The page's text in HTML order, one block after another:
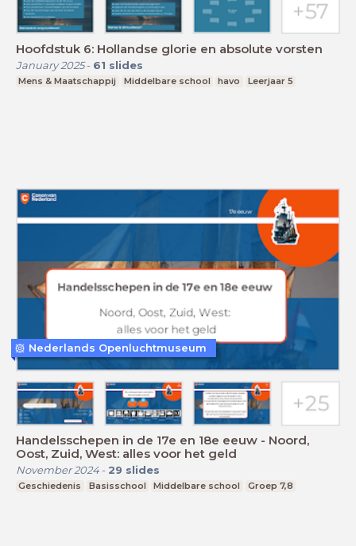
Hoofdstuk 6: Hollandse glorie en absolute vorsten
January 2025- 61 slides
Mens & Maatschappij Middelbare school havo Leerjaar 5
Handelsschepen in de 17e en 18e eeuw - Noord,
Oost, Zuid, West: alles voor het geld
November 2024- 29 slides
Geschiedenis Basisschool Middelbare school Groep 7,8
Nederlands Openluchtmuseum